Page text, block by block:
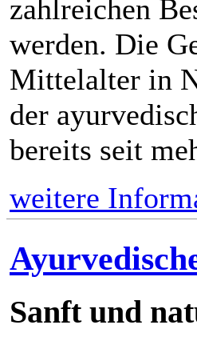
zahlreichen
werden. Die
Mittelalter in
der
bereits seit
weitere
Sanft und